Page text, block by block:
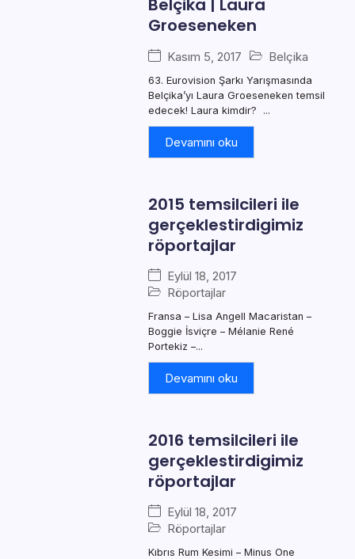
Belçika | Laura
Groeseneken
Kasım 5, 2017 Belçika
63. Eurovision Şarkı Yarışmasında
Belçika’yı Laura Groeseneken temsil
edecek! Laura kimdir? ...
Devamını oku
2015 temsilcileri ile
gerçeklestirdigimiz
röportajlar
Eylül 18, 2017
Röportajlar
Fransa – Lisa Angell Macaristan –
Boggie İsviçre – Mélanie René
Portekiz –...
Devamını oku
2016 temsilcileri ile
gerçeklestirdigimiz
röportajlar
Eylül 18, 2017
Röportajlar
Kıbrıs Rum Kesimi – Minus One